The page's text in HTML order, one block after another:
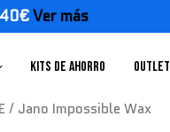
Ver más
KITS DE AHORRO OUTLET
/ Jano Impossible Wax